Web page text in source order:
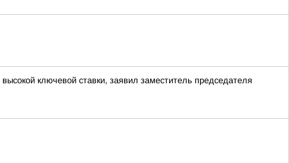
ключевой ставки, заявил заместитель председателя